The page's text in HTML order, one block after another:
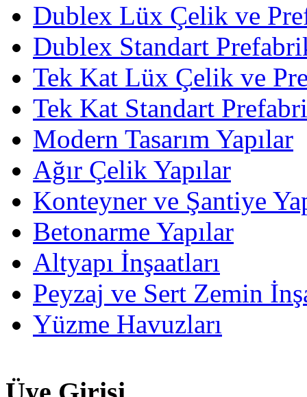
Dublex Lüx Çelik ve
Dublex Standart
Tek Kat Lüx Çelik ve
Tek Kat Standart
Modern Tasarım Yapılar
Ağır Çelik Yapılar
Konteyner ve Şantiye
Betonarme Yapılar
Altyapı İnşaatları
Peyzaj ve Sert Zemin
Yüzme Havuzları